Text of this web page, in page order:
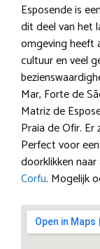
Esposende is
dit deel van het
omgeving heeft
cultuur en veel
Mar, Forte de
Matriz de
Praia de Ofir. Er
Perfect voor
doorklikken
Corfu. Mogelijk